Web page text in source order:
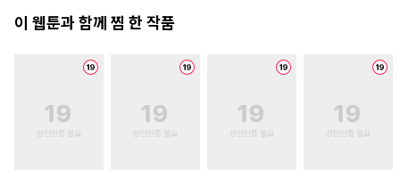
이 웹툰과 함께 찜 한 작품